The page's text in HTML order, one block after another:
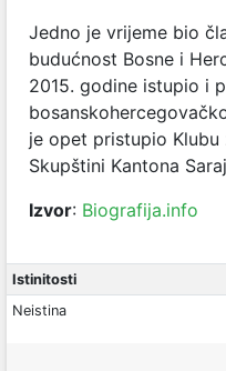
Jedno je vrijeme bio
budućnost Bosne i
2015. godine istupio i
je opet pristupio Klubu
Skupštini Kantona
Izvor: Biografija.info
Istinitosti
Neistina